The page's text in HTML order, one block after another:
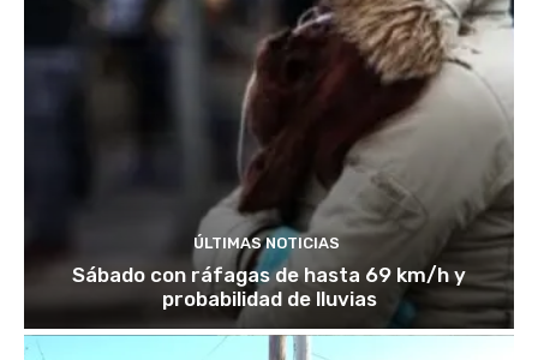
ÚLTIMAS NOTICIAS
Sábado con ráfagas de hasta 69 km/h y
probabilidad de lluvias